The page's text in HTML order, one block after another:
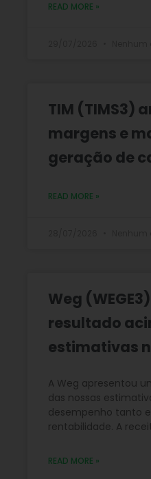
READ MORE »
TIM (TIMS3)
margens e
geração de
READ MORE »
Weg
resultado
estimativas
A Weg apresentou
das nossas
desempenho tanto
rentabilidade. A
READ MORE »